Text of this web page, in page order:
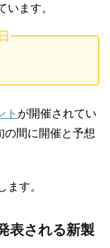
ます。
ト が開催されてい
間に開催と予想
す。
表される新製